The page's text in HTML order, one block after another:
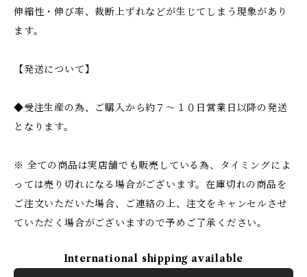
伸縮性・伸び率、裁断上ずれなどが生じてしまう現象があり
ます。
【発送について】
◆受注生産の為、ご購入から約７〜１０日営業日以降の発送
となります。
※ 全ての商品は実店舗でも販売している為、タイミングによ
っては売り切れになる場合がございます。在庫切れの商品を
ご注文いただいた場合、ご連絡の上、注文をキャンセルさせ
ていただく場合がございますので予めご了承ください。
International shipping available